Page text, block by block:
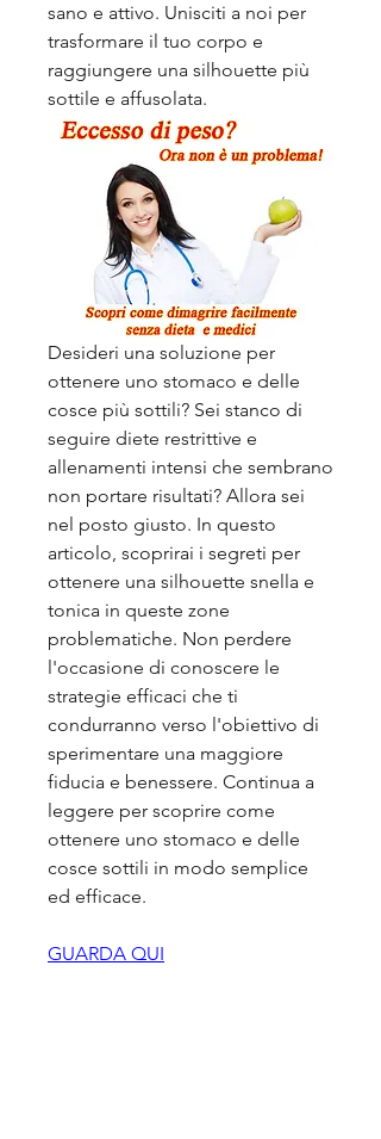
sano e attivo. Unisciti a noi per
trasformare il tuo corpo e
raggiungere una silhouette più
sottile e affusolata.
Desideri una soluzione per
ottenere uno stomaco e delle
cosce più sottili? Sei stanco di
seguire diete restrittive e
allenamenti intensi che sembrano
non portare risultati? Allora sei
nel posto giusto. In questo
articolo, scoprirai i segreti per
ottenere una silhouette snella e
tonica in queste zone
problematiche. Non perdere
l'occasione di conoscere le
strategie efficaci che ti
condurranno verso l'obiettivo di
sperimentare una maggiore
fiducia e benessere. Continua a
leggere per scoprire come
ottenere uno stomaco e delle
cosce sottili in modo semplice
ed efficace.
GUARDA QUI